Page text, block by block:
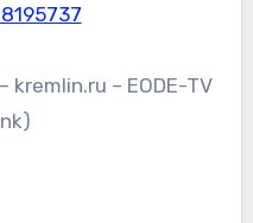
kremlin.ru – EODE-TV